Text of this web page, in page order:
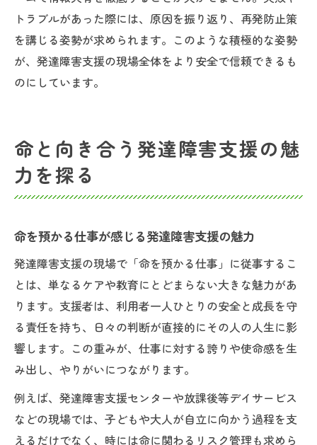
トラブルがあった際には、原因を振り返り、再発防止策
を講じる姿勢が求められます。このような積極的な姿勢
が、発達障害支援の現場全体をより安全で信頼できるも
のにしています。
命と向き合う発達障害支援の魅
力を探る
命を預かる仕事が感じる発達障害支援の魅力
発達障害支援の現場で「命を預かる仕事」に従事するこ
とは、単なるケアや教育にとどまらない大きな魅力があ
ります。支援者は、利用者一人ひとりの安全と成長を守
る責任を持ち、日々の判断が直接的にその人の人生に影
響します。この重みが、仕事に対する誇りや使命感を生
み出し、やりがいにつながります。
例えば、発達障害支援センターや放課後等デイサービス
などの現場では、子どもや大人が自立に向かう過程を支
えるだけでなく、時には命に関わるリスク管理も求めら